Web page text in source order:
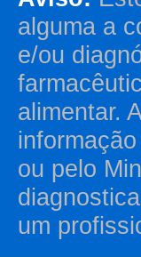
alguma a
e/ou
alimentar.
ou pelo
um